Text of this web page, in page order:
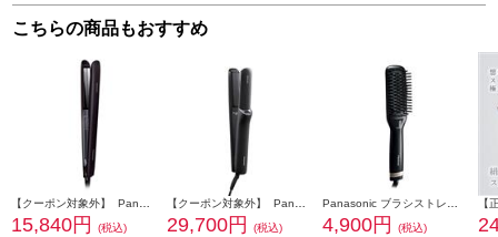
こちらの商品もおすすめ
15,840円
(税込)
29,700円
(税込)
4,900円
(税込)